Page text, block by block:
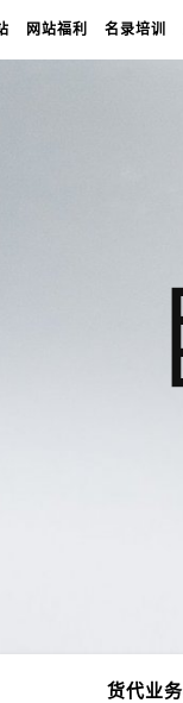
网站福利 名录培训
货代业